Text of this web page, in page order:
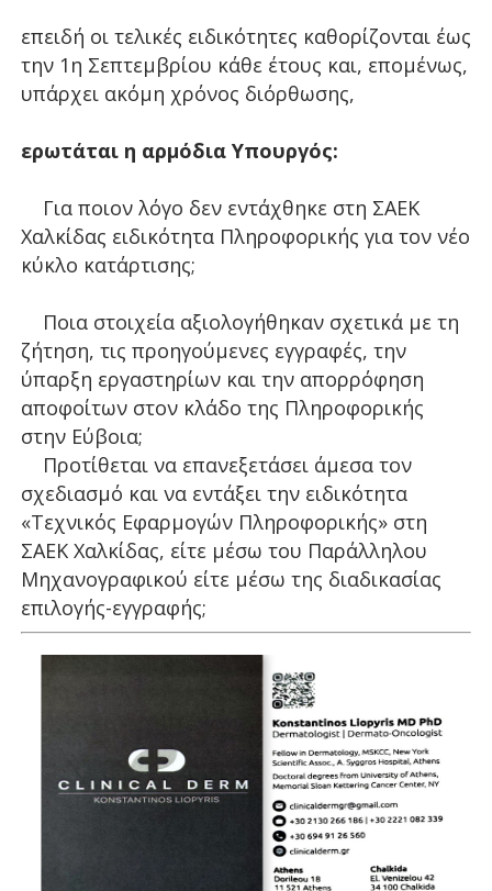
επειδή οι τελικές ειδικότητες καθορίζονται έως
την 1η Σεπτεμβρίου κάθε έτους και, επομένως,
υπάρχει ακόμη χρόνος διόρθωσης,
ερωτάται η αρμόδια Υπουργός:
Για ποιον λόγο δεν εντάχθηκε στη ΣΑΕΚ
Χαλκίδας ειδικότητα Πληροφορικής για τον νέο
κύκλο κατάρτισης;
Ποια στοιχεία αξιολογήθηκαν σχετικά με τη
ζήτηση, τις προηγούμενες εγγραφές, την
ύπαρξη εργαστηρίων και την απορρόφηση
αποφοίτων στον κλάδο της Πληροφορικής
στην Εύβοια;
Προτίθεται να επανεξετάσει άμεσα τον
σχεδιασμό και να εντάξει την ειδικότητα
«Τεχνικός Εφαρμογών Πληροφορικής» στη
ΣΑΕΚ Χαλκίδας, είτε μέσω του Παράλληλου
Μηχανογραφικού είτε μέσω της διαδικασίας
επιλογής-εγγραφής;